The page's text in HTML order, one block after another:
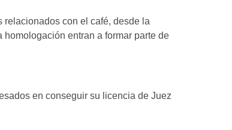
relacionados con el café, desde la
entran a formar parte de
en conseguir su licencia de Juez